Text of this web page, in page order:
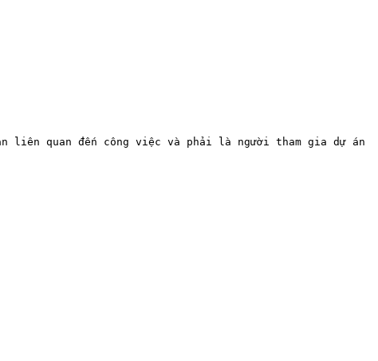
liên quan đến công việc và phải là người tham gia dự án